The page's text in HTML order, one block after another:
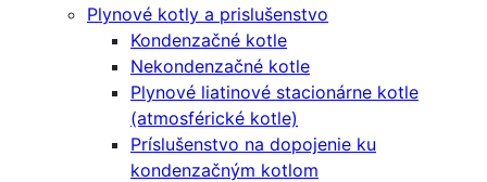
Plynové kotly a prislušenstvo
Kondenzačné kotle
Nekondenzačné kotle
Plynové liatinové stacionárne kotle
(atmosférické kotle)
Príslušenstvo na dopojenie ku
kondenzačným kotlom